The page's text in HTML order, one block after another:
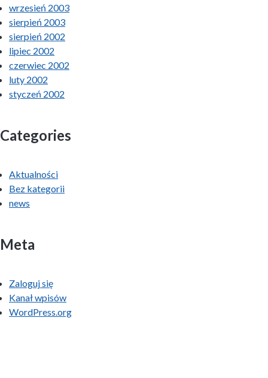
wrzesień 2003
sierpień 2003
sierpień 2002
lipiec 2002
czerwiec 2002
luty 2002
styczeń 2002
Categories
Aktualności
Bez kategorii
news
Meta
Zaloguj się
Kanał wpisów
WordPress.org